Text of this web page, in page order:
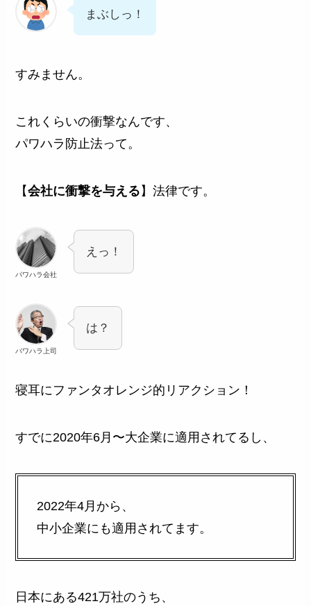
まぶしっ！
すみません。
これくらいの衝撃なんです、
パワハラ防止法って。
【会社に衝撃を与える 】法律です。
パワハラ会社
えっ！
パワハラ上司
は？
寝耳にファンタオレンジ的リアクション！
すでに2020年6月〜大企業に適用されてるし、
2022年4月から、
中小企業にも適用されてます。
日本にある421万社のうち、